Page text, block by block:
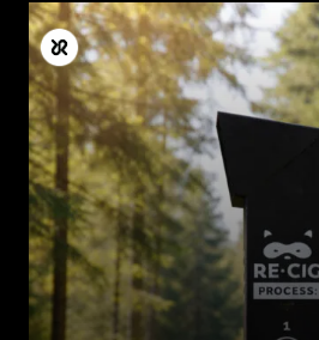
ダウンロード
もっと見る